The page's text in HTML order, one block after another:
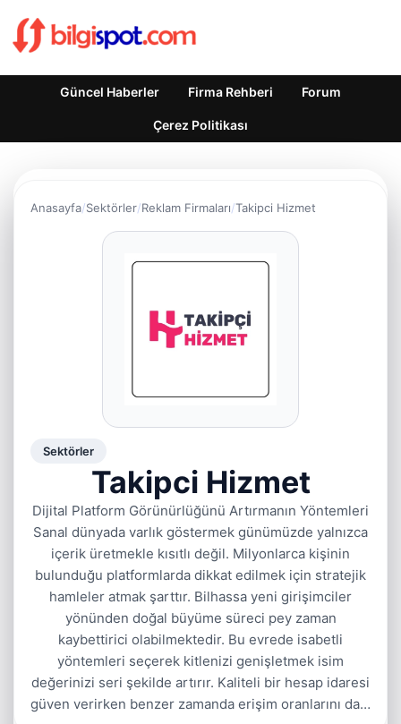
Güncel Haberler Firma Rehberi Forum
Çerez Politikası
Anasayfa Sektörler Reklam Firmaları Takipci Hizmet
Sektörler
Takipci Hizmet
Dijital Platform Görünürlüğünü Artırmanın Yöntemleri
Sanal dünyada varlık göstermek günümüzde yalnızca
içerik üretmekle kısıtlı değil. Milyonlarca kişinin
bulunduğu platformlarda dikkat edilmek için stratejik
hamleler atmak şarttır. Bilhassa yeni girişimciler
yönünden doğal büyüme süreci pey zaman
kaybettirici olabilmektedir. Bu evrede isabetli
yöntemleri seçerek kitlenizi genişletmek isim
değerinizi seri şekilde artırır. Kaliteli bir hesap idaresi
güven verirken benzer zamanda erişim oranlarını da…